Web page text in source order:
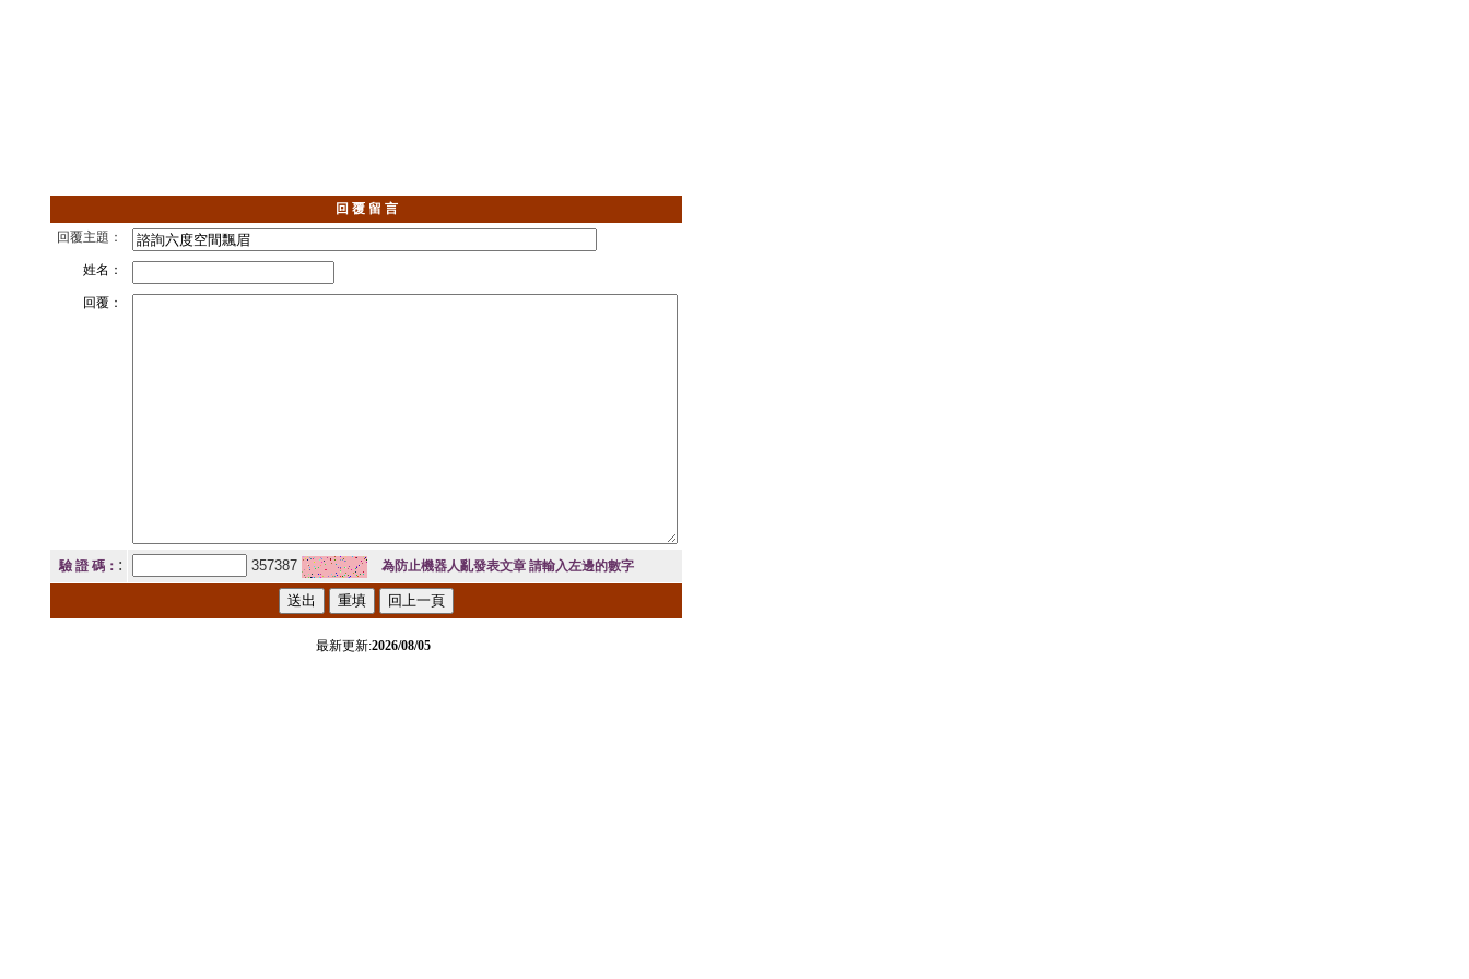
回 覆 留 言
回覆主題：
姓名：
回覆：
驗 證 碼： : 357387 為防止機器人亂發表文章 請輸入左邊的數字
最新更新:2026/08/05